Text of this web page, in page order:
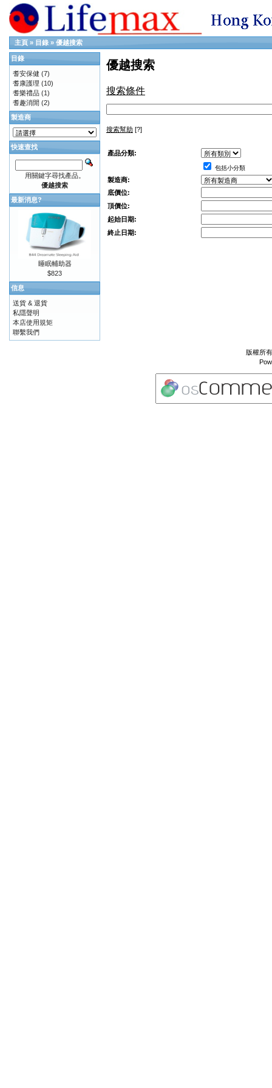
主頁 » 目錄 » 優越搜索
優越搜索
搜索條件
搜索幫助 [?]
產品分類:
包括小分類
製造商:
底價位:
頂價位:
起始日期:
終止日期:
目錄
耆安保健 (7)
耆康護理 (10)
耆樂禮品 (1)
耆趣消閒 (2)
製造商
快速查找
用關鍵字尋找產品。
優越搜索
最新消息?
睡眠輔助器
$823
信息
送貨 & 退貨
私隱聲明
本店使用規矩
聯繫我們
版權所